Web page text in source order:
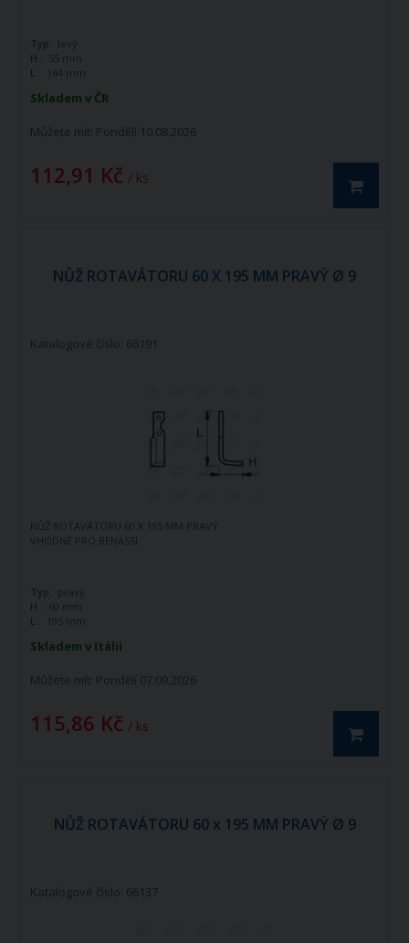
Skladem v ČR
Můžete mít: Pondělí 10.08.2026
112,91 Kč / ks
Typ: levý
H :
55 mm
L :
164 mm
NŮŽ ROTAVÁTORU 60 X 195 MM PRAVÝ Ø 9
Katalogové číslo: 66191
Skladem v Itálii
Můžete mít: Pondělí 07.09.2026
115,86 Kč / ks
NŮŽ ROTAVÁTORU 60 X 195 MM PRAVÝ
VHODNÉ PRO BENASSI
Typ: pravý
H : 60 mm
L :
195 mm
NŮŽ ROTAVÁTORU 60 x 195 MM PRAVÝ Ø 9
Katalogové číslo: 66137